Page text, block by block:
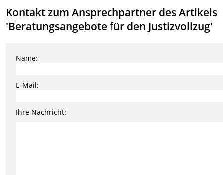
Kontakt zum Ansprechpartner des Artikels
'Beratungsangebote für den Justizvollzug'
Name:
E-Mail:
Ihre Nachricht: